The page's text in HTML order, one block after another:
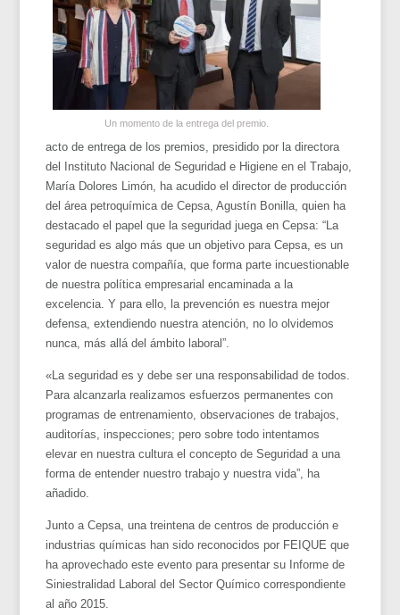
Un momento de la entrega del premio.
acto de entrega de los premios, presidido por la directora
del Instituto Nacional de Seguridad e Higiene en el Trabajo,
María Dolores Limón, ha acudido el director de producción
del área petroquímica de Cepsa, Agustín Bonilla, quien ha
destacado el papel que la seguridad juega en Cepsa: “La
seguridad es algo más que un objetivo para Cepsa, es un
valor de nuestra compañía, que forma parte incuestionable
de nuestra política empresarial encaminada a la
excelencia. Y para ello, la prevención es nuestra mejor
defensa, extendiendo nuestra atención, no lo olvidemos
nunca, más allá del ámbito laboral”.
«La seguridad es y debe ser una responsabilidad de todos.
Para alcanzarla realizamos esfuerzos permanentes con
programas de entrenamiento, observaciones de trabajos,
auditorías, inspecciones; pero sobre todo intentamos
elevar en nuestra cultura el concepto de Seguridad a una
forma de entender nuestro trabajo y nuestra vida”, ha
añadido.
Junto a Cepsa, una treintena de centros de producción e
industrias químicas han sido reconocidos por FEIQUE que
ha aprovechado este evento para presentar su Informe de
Siniestralidad Laboral del Sector Químico correspondiente
al año 2015.